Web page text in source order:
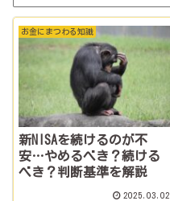
お金にまつわる知識
新NISAを続けるのが不
安…やめるべき？続ける
べき？判断基準を解説
2025.03.02